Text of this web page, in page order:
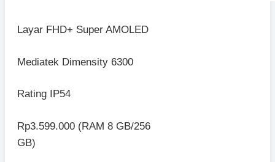
Layar FHD+ Super AMOLED
Mediatek Dimensity 6300
Rating IP54
Rp3.599.000 (RAM 8 GB/256
GB)